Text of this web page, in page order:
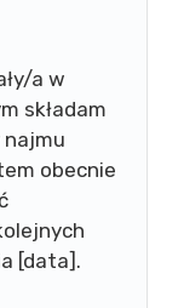
a w
składam
najmu
obecnie
[data].